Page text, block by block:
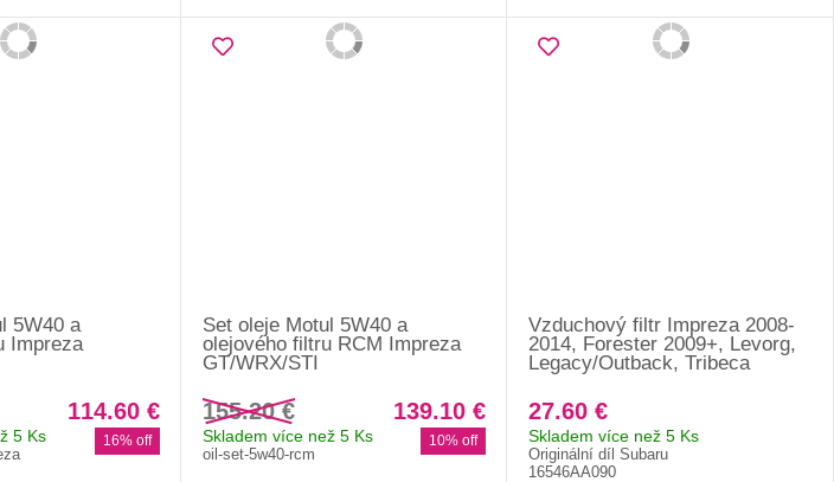
5W40 a
Impreza
114.60 €
16% off
5 Ks
Set oleje Motul 5W40 a
olejového filtru RCM Impreza
GT/WRX/STI
155.20 € 139.10 €
10% off
Skladem více než 5 Ks
oil-set-5w40-rcm
Vzduchový filtr Impreza 2008-
2014, Forester 2009+, Levorg,
Legacy/Outback, Tribeca
27.60 €
Skladem více než 5 Ks
Originální díl Subaru
16546AA090